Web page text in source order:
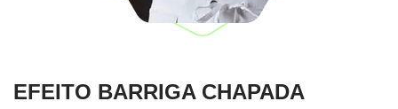
EFEITO BARRIGA CHAPADA